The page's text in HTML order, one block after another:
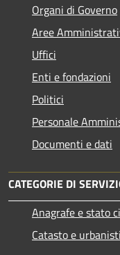
Organi di Governo
Aree
Uffici
Enti e fondazioni
Politici
Personale
Documenti e dati
CATEGORIE DI
Anagrafe e stato
Catasto e